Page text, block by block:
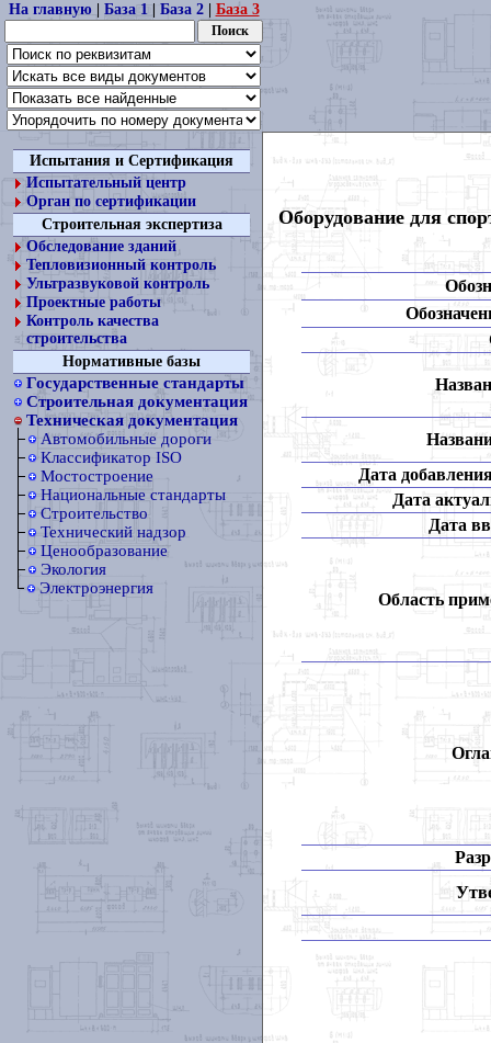
На главную| База 1| База 2| База 3
Испытания и Сертификация
Испытательный центр
Орган по сертификации
Строительная экспертиза
Обследование зданий
Тепловизионный контроль
Ультразвуковой контроль
Проектные работы
Контроль качества
строительства
Нормативные базы
Государственные стандарты
Строительная документация
Техническая документация
Автомобильные дороги
Классификатор ISO
Мостостроение
Национальные стандарты
Строительство
Технический надзор
Ценообразование
Экология
Электроэнергия
Оборудование для
Дата
Дата
Дата
Область